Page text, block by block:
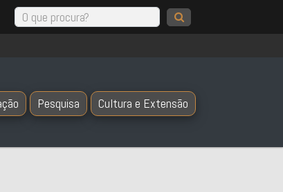
Pesquisa Cultura e Extensão